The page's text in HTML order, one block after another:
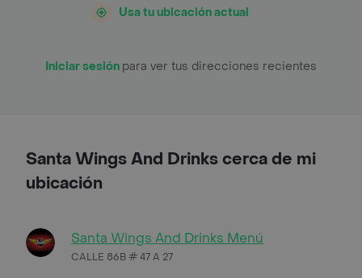
Usa tu ubicación actual
Iniciar sesión para ver tus direcciones recientes
Santa Wings And Drinks cerca de mi
ubicación
Santa Wings And Drinks Menú
CALLE 86B # 47 A 27